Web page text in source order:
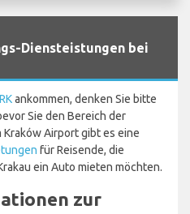
Diensteistungen bei
ankommen, denken Sie bitte
Sie den Bereich der
Kraków Airport gibt es eine
für Reisende, die
ein Auto mieten möchten.
zur